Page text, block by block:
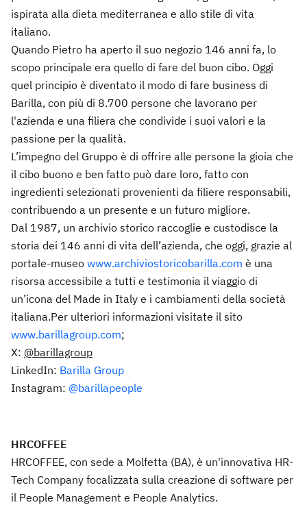
ispirata alla dieta mediterranea e allo stile di vita
italiano.
Quando Pietro ha aperto il suo negozio 146 anni fa, lo
scopo principale era quello di fare del buon cibo. Oggi
quel principio è diventato il modo di fare business di
Barilla, con più di 8.700 persone che lavorano per
l'azienda e una filiera che condivide i suoi valori e la
passione per la qualità.
L’impegno del Gruppo è di offrire alle persone la gioia che
il cibo buono e ben fatto può dare loro, fatto con
ingredienti selezionati provenienti da filiere responsabili,
contribuendo a un presente e un futuro migliore.
Dal 1987, un archivio storico raccoglie e custodisce la
storia dei 146 anni di vita dell’azienda, che oggi, grazie al
portale-museo www.archiviostoricobarilla.com è una
risorsa accessibile a tutti e testimonia il viaggio di
un’icona del Made in Italy e i cambiamenti della società
italiana.Per ulteriori informazioni visitate il sito
www.barillagroup.com;
X: @barillagroup
LinkedIn: Barilla Group
Instagram: @barillapeople
HRCOFFEE
HRCOFFEE, con sede a Molfetta (BA), è un'innovativa HR-
Tech Company focalizzata sulla creazione di software per
il People Management e People Analytics.